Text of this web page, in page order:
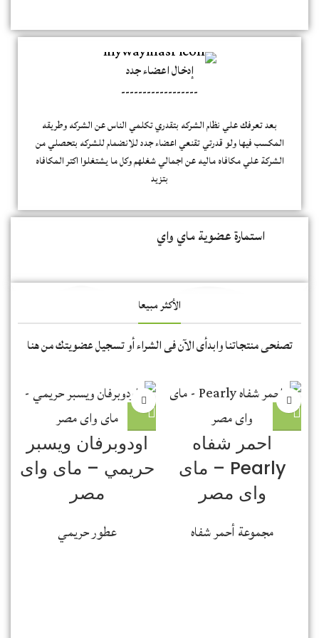
إدخال اعضاء جدد
------------------
بعد تعرفك علي نظام الشركه بتقدري تكلمي الناس عن الشركه وطريقه
المكسب فيها ولو قدرتي تقنعي اعضاء جدد للانضمام للشركه بتحصلي من
الشركة علي مكافاه ماليه عن اجمالي شغلهم وكل ما يشتغلوا اكتر المكافاه
بتزيد
استمارة عضوية ماي واي
الأكثر مبيعا
تصفحى منتجاتنا وابدأى الآن فى الشراء أو تسجيل عضويتك من هنا
احمر شفاه
Pearly – ماى
واى مصر
مجموعة أحمر شفاه
اودوبرفان ويسبر
حريمي – ماى واى
مصر
عطور حريمي